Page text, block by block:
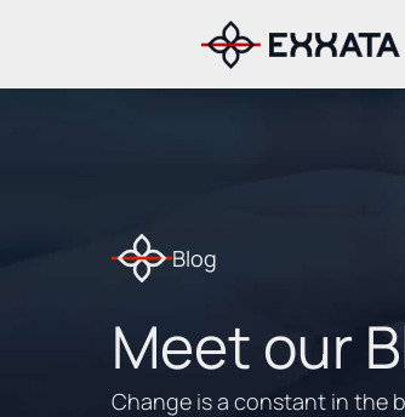
Blog
Meet our
Change is a constant in the